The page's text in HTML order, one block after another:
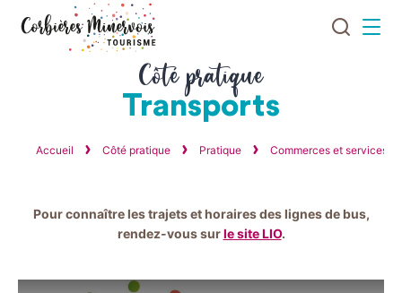
JeMenu
Côté pratique
Transports
Accueil Côté pratique Pratique Commerces et services
Pour connaître les trajets et horaires des lignes de bus,
rendez-vous surle site LIO.